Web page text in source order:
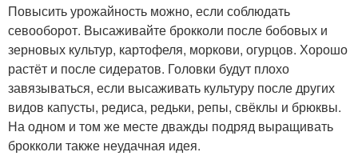
Повысить урожайность можно, если соблюдать
севооборот. Высаживайте брокколи после бобовых и
зерновых культур, картофеля, моркови, огурцов. Хорошо
растёт и после сидератов. Головки будут плохо
завязываться, если высаживать культуру после других
видов капусты, редиса, редьки, репы, свёклы и брюквы.
На одном и том же месте дважды подряд выращивать
брокколи также неудачная идея.